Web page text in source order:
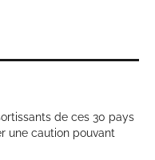
de ces 30 pays
une caution pouvant